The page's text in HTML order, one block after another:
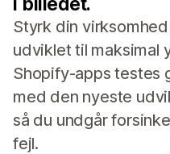
Styrk din
udviklet til maksimal
Shopify-apps testes
med den nyeste
så du undgår
fejl.